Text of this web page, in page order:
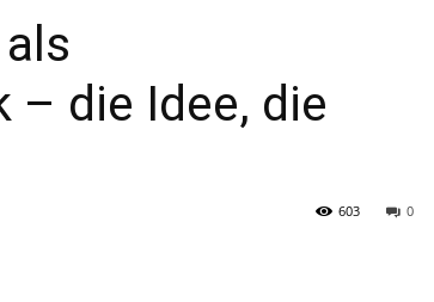
– die Idee, die
0
603